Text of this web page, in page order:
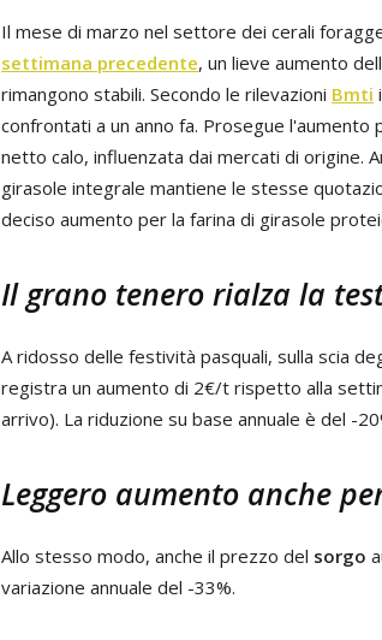
Il mese di marzo nel settore dei cerali
settimana precedente, un lieve aumento
rimangono stabili. Secondo le rilevazioni Bmti
confrontati a un anno fa. Prosegue
netto calo, influenzata dai mercati di origine.
girasole integrale mantiene le stesse
deciso aumento per la farina di girasole
Il grano tenero rialza la
A ridosso delle festività pasquali, sulla scia
registra un aumento di 2€/t rispetto alla
arrivo). La riduzione su base annuale è del -
Leggero aumento anche
Allo stesso modo, anche il prezzo del sorgo
variazione annuale del -33%.